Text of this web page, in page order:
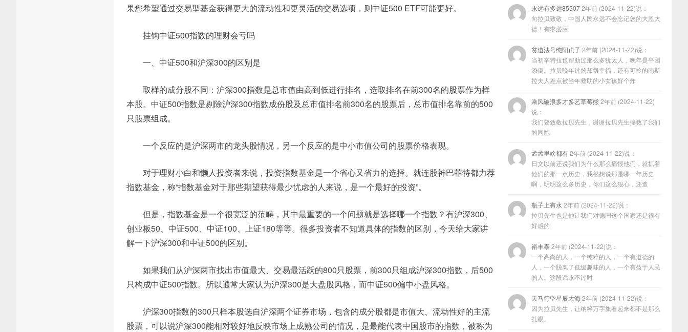
果您希望通过交易型基金获得更大的流动性和更灵活的交易选项，则中证500 ETF可能更好。
挂钩中证500指数的理财会亏吗
一、中证500和沪深300的区别是
取样的成分股不同：沪深300指数是总市值由高到低进行排名，选取排名在前300名的股票作为样
本股。中证500指数是剔除沪深300指数成份股及总市值排名前300名的股票后，总市值排名靠前的500
只股票组成。
一个反应的是沪深两市的龙头股情况，另一个反应的是中小市值公司的股票价格表现。
对于理财小白和懒人投资者来说，投资指数基金是一个省心又省力的选择。就连股神巴菲特都力荐
指数基金，称“指数基金对于那些期望获得最少忧虑的人来说，是一个最好的投资”。
但是，指数基金是一个很宽泛的范畴，其中最重要的一个问题就是选择哪一个指数？有沪深300、
创业板50、中证500、中证100、上证180等等。很多投资者不知道具体的指数的区别，今天给大家讲
解一下沪深300和中证500的区别。
如果我们从沪深两市找出市值最大、交易最活跃的800只股票，前300只组成沪深300指数，后500
只构成中证500指数。所以通常大家认为沪深300是大盘股风格，而中证500偏中小盘风格。
沪深300指数的300只样本股选自沪深两个证券市场，包含的成分股都是市值大、流动性好的主流
股票，可以说沪深300能相对较好地反映市场上成熟公司的情况，是最能代表中国股市的指数，被称为
永远有多远855072年前 (2024-11-22)说：
向拉贝致敬，中国人民永远不会忘记您的大恩大
德！有求必应
贫道法号纯阳贞子2年前 (2024-11-22)说：
当初辛特拉也帮助过那么多犹太人，晚年是平困
潦倒。拉贝晚年过的却很幸福，还有可怜的南斯
拉夫人差点被当年救助的小女孩好个炸
乘风破浪多才多艺草莓熊 2年前 (2024-11-22)
说：
我们要致敬拉贝先生，谢谢拉贝先生拯救了我们
的同胞
孟孟里啥都有2年前 (2024-11-22)说：
日文以前还说我们为什么那么痛恨他们，就抓着
他们的那一点历史，我很想说那是哪一年历史
啊，明明这么多历史，你们这么狠心，还造
瓶子上有水 2年前 (2024-11-22)说：
拉贝先生也是他让我们对德国这个国家还是很有
好感的
裕丰泰2年前 (2024-11-22)说：
一个高尚的人，一个纯粹的人，一个有道德的
人，一个脱离了低级趣味的人，一个有益于人民
的人。这段话永不过时
天马行空星辰大海2年前 (2024-11-22)说：
因为拉贝先生，让纳粹万字旗看起来都不是那么
扎眼。